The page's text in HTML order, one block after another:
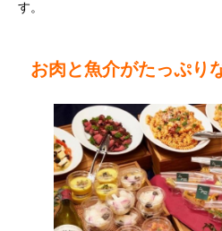
す。
お肉と魚介がたっぷり